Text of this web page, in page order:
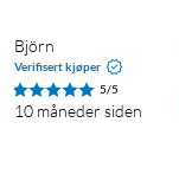
Björn
Verifisert kjøper
5/5
10 måneder siden